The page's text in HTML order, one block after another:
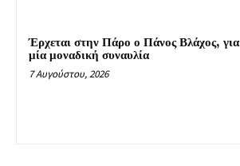
Έρχεται στην Πάρο ο Πάνος Βλάχος, για
μία μοναδική συναυλία
7 Αυγούστου, 2026